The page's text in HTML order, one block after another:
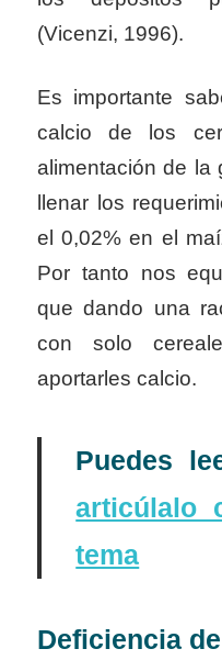
(Vicenzi, 1996).
Es importante
calcio de los
alimentación de la
llenar los
el 0,02% en el
Por tanto nos
que dando una
con solo
aportarles calcio.
Puedes
articúlalo
tema
Deficiencia